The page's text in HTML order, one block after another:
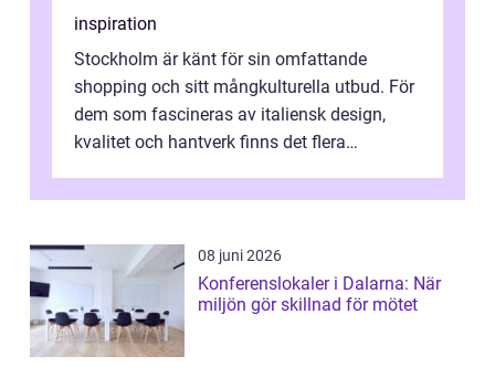
inspiration
Stockholm är känt för sin omfattande
shopping och sitt mångkulturella utbud. För
dem som fascineras av italiensk design,
kvalitet och hantverk finns det flera
08 juni 2026
Konferenslokaler i Dalarna: När
miljön gör skillnad för mötet